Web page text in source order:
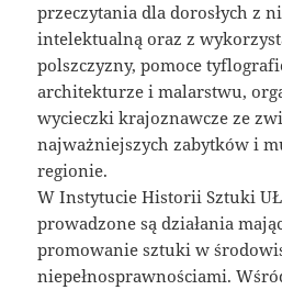
przeczytania dla dorosłych z
intelektualną oraz z
polszczyzny, pomoce
architekturze i malarstwu,
wycieczki krajoznawcze ze
najważniejszych zabytków i
regionie.
W Instytucie Historii Sztuki
prowadzone są działania
promowanie sztuki w
niepełnosprawnościami.